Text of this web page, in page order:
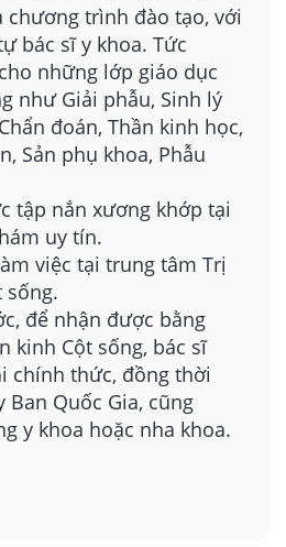
chương trình đào tạo, với
bác sĩ y khoa. Tức
những lớp giáo dục
như Giải phẫu, Sinh lý
đoán, Thần kinh học,
Sản phụ khoa, Phẫu
tập nắn xương khớp tại
uy tín.
việc tại trung tâm Trị
sống.
để nhận được bằng
kinh Cột sống, bác sĩ
chính thức, đồng thời
Ban Quốc Gia, cũng
y khoa hoặc nha khoa.